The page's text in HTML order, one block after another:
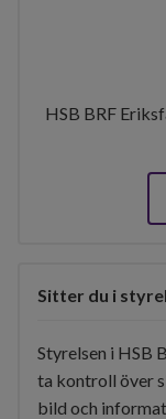
HSB BRF
Sitter du i
Styrelsen i HSB
ta kontroll över
bild och